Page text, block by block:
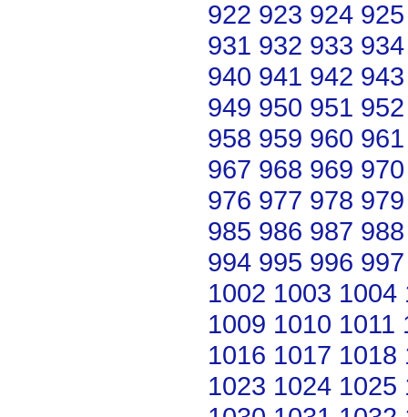
922 923 924 925
931 932 933 934
940 941 942 943
949 950 951 952
958 959 960 961
967 968 969 970
976 977 978 979
985 986 987 988
994 995 996 997
1002 1003 1004
1009 1010 1011
1016 1017 1018
1023 1024 1025